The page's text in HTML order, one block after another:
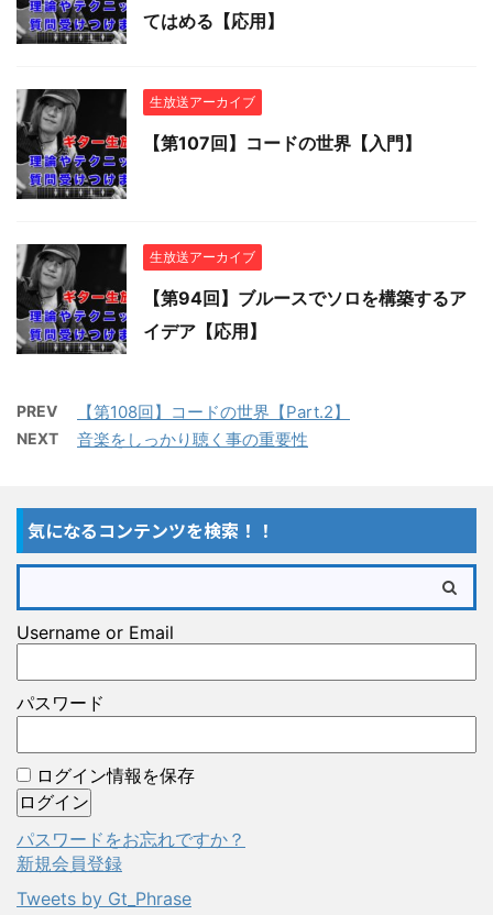
てはめる【応用】
生放送アーカイブ
【第107回】コードの世界【入門】
生放送アーカイブ
【第94回】ブルースでソロを構築するア
イデア【応用】
PREV 【第108回】コードの世界【Part.2】
NEXT 音楽をしっかり聴く事の重要性
気になるコンテンツを検索！！
Username or Email
パスワード
ログイン情報を保存
パスワードをお忘れですか？
新規会員登録
Tweets by Gt_Phrase